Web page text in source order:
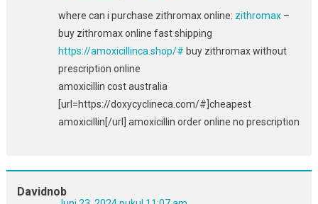
where can i purchase zithromax online: zithromax–
buy zithromax online fast shipping
https://amoxicillinca.shop/# buy zithromax without
prescription online
amoxicillin cost australia
[url=https://doxycyclineca.com/#]cheapest
amoxicillin[/url] amoxicillin order online no prescription
Davidnob